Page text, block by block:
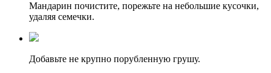
Мандарин почистите, порежьте на небольшие кусочки,
удаляя семечки.
Добавьте не крупно порубленную грушу.